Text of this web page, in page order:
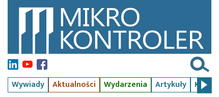
Wywiady Aktualności Wydarzenia Artykuły Kursy